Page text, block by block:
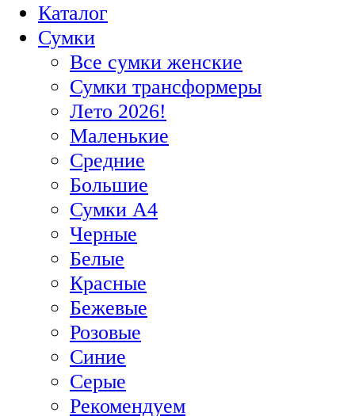
Каталог
Сумки
Все сумки женские
Сумки трансформеры
Лето 2026!
Маленькие
Средние
Большие
Сумки А4
Черные
Белые
Красные
Бежевые
Розовые
Синие
Серые
Рекомендуем